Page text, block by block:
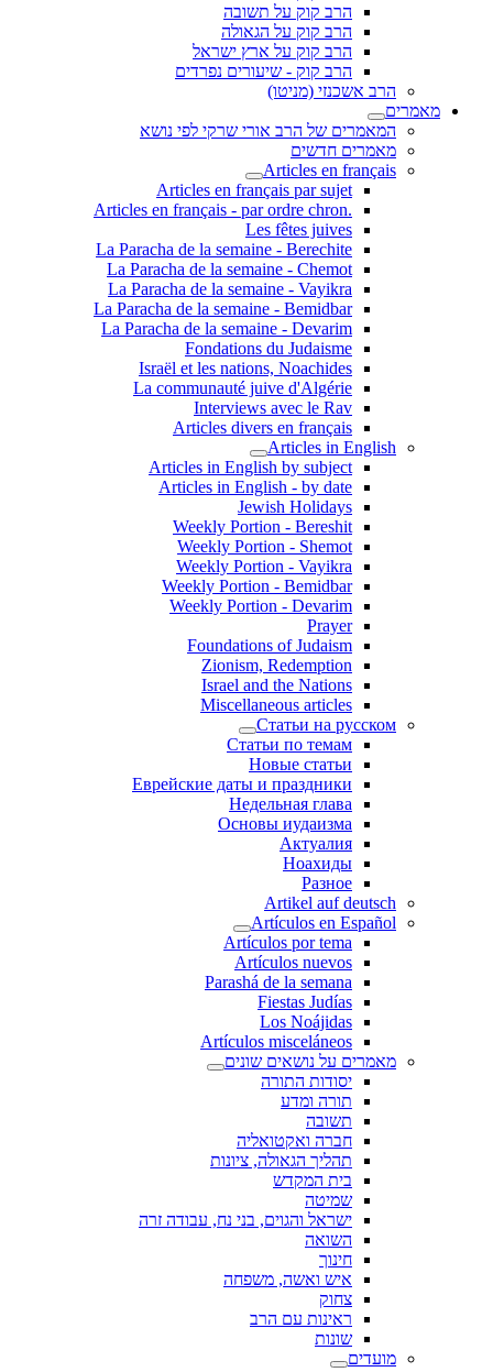
הרב קוק על תשובה
הרב קוק על הגאולה
הרב קוק על ארץ ישראל
הרב קוק - שיעורים נפרדים
הרב אשכנזי (מניטו)
מאמרים
המאמרים של הרב אורי שרקי לפי נושא
מאמרים חדשים
Articles en français
Articles en français par sujet
.Articles en français - par ordre chron
Les fêtes juives
La Paracha de la semaine - Berechite
La Paracha de la semaine - Chemot
La Paracha de la semaine - Vayikra
La Paracha de la semaine - Bemidbar
La Paracha de la semaine - Devarim
Fondations du Judaisme
Israël et les nations, Noachides
La communauté juive d'Algérie
Interviews avec le Rav
Articles divers en français
Articles in English
Articles in English by subject
Articles in English - by date
Jewish Holidays
Weekly Portion - Bereshit
Weekly Portion - Shemot
Weekly Portion - Vayikra
Weekly Portion - Bemidbar
Weekly Portion - Devarim
Prayer
Foundations of Judaism
Zionism, Redemption
Israel and the Nations
Miscellaneous articles
Статьи на русском
Статьи по темам
Новые статьи
Еврейские даты и праздники
Недельная глава
Основы иудаизма
Актуалия
Ноахиды
Разное
Artikel auf deutsch
Artículos en Español
Artículos por tema
Artículos nuevos
Parashá de la semana
Fiestas Judías
Los Noájidas
Artículos misceláneos
מאמרים על נושאים שונים
יסודות התורה
תורה ומדע
תשובה
חברה ואקטואליה
תהליך הגאולה, ציונות
בית המקדש
שמיטה
ישראל והגוים, בני נח, עבודה זרה
השואה
חינוך
איש ואשה, משפחה
צחוק
ראינות עם הרב
שונות
מועדים